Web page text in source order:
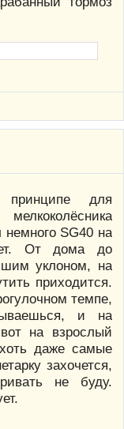
для
немного SG40 на
От дома до
уклоном, на
приходится.
темпе,
и на
на взрослый
даже самые
захочется,
не буду.